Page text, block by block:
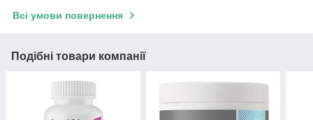
Всі умови повернення
Подібні товари компанії